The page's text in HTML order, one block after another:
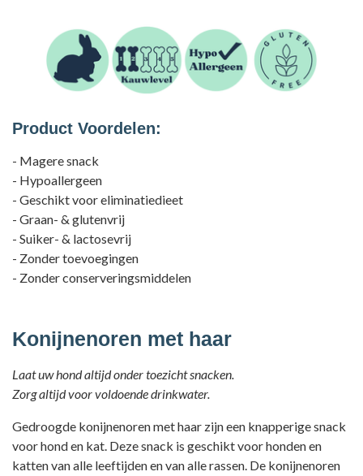
Product Voordelen:
- Magere snack
- Hypoallergeen
- Geschikt voor eliminatiedieet
- Graan- & glutenvrij
- Suiker- & lactosevrij
- Zonder toevoegingen
- Zonder conserveringsmiddelen
Konijnenoren met haar
Laat uw hond altijd onder toezicht snacken.
Zorg altijd voor voldoende drinkwater.
Gedroogde konijnenoren met haar zijn een knapperige snack
voor hond en kat. Deze snack is geschikt voor honden en
katten van alle leeftijden en van alle rassen. De konijnenoren